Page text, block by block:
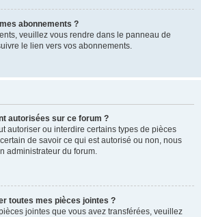
abonnements ?
veuillez vous rendre dans le panneau de
le lien vers vos abonnements.
autorisées sur ce forum ?
autoriser ou interdire certains types de pièces
de savoir ce qui est autorisé ou non, nous
administrateur du forum.
toutes mes pièces jointes ?
jointes que vous avez transférées, veuillez